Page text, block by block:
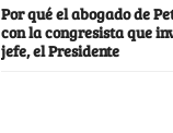
Por qué el abogado de
con la congresista que
jefe, el Presidente